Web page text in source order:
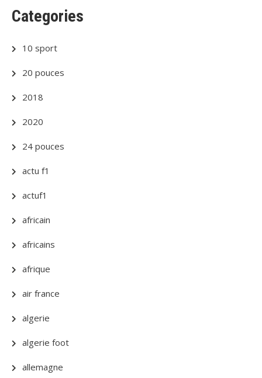
Categories
10 sport
20 pouces
2018
2020
24 pouces
actu f1
actuf1
africain
africains
afrique
air france
algerie
algerie foot
allemagne